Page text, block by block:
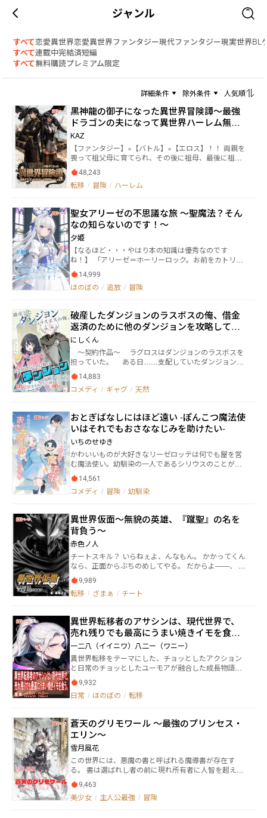
ジャンル
すべて恋愛異世界恋愛異世界ファンタジー現代ファンタジー現実世界BL
すべて連載中完結済短編
すべて無料購読プレミアム限定
詳細条件 除外条件 人気順
黒神龍の御子になった異世界冒険譚～最強
ドラゴンの夫になって異世界ハーレム無双
～
KAZ
【ファンタジー】×【バトル】×【エロス】！！ 両親を
喪って祖父母に育てられ、その後に祖母、最後に祖父
を喪って天涯孤独の身となった高校卒業間近の九頭竜
八雲は買い物に出ようと玄関を出た瞬間、異世界に送
られていた。 突然の出来事に呆気に取られた八雲だが
を大きく変える存在。 異世界で四大神龍と呼ばれる一
人、黒神龍だった。 誰が召喚したのか謎のまま八雲は
黒神龍と契約して黒神龍の御子となった。 そして黒神
龍の御子になった八雲の異世界冒険譚が始まる。 『こ
の物語は、法律・法令に反する行為を容認・推奨する
ものではありません
48,243
転移 / 冒険 / ハーレム
聖女アリーゼの不思議な旅 ～聖魔法？そん
なの知らないのです！～
夕姫
【なるほど・・・やはり本の知識は優秀なのです
ね！】 「アリーゼ＝ホーリーロック。お前をカトリー
ナ教会の聖女の任務から破門にする。話しは以上だ。
荷物をまとめてここから立ち去れこの「異端の魔女」
が！」 カトリーナ教会の聖女として在籍していたアリ
しまう。 それを同じカトリーナ教会の聖女マルセナに
オイゲン大司教に密告されることで、「異端の魔女」
扱いを受け教会から破門にされてしまった。そう聖魔
法が使えない聖女など「いらん」と。 でもアリーゼは
めげなかった。逆にそんな小さな教会の聖女ではな
く、逆に世界を旅して世界の聖女になればいいのだ
と。そして自分を追い出したこと後悔させてやる。聖
魔法？そんなの知らないのです！と。 そんなアリーゼ
は誰よりも「本」で培った知識が豊富だった。自分の
内容を記憶する能力があり、その知識を生かし、時に
は人類の叡知と呼ばれる崇高な知識、熟練冒険者のよ
うなサバイバル知識、子供が知っているような知識、
そして間違った知識など……旅先の人々を助けながら
冒険をしていく。そうこれは世界中の人々を助ける存
在の『聖女』になるための物語。 ※追放物なので多少
『ざまぁ』要素はありますが、W主人公なのでタグは
ありません。 ※基本はアリーゼ様のほのぼの旅がメイ
ンです。 ※追放側のマルセナsideもよろしくです。
14,999
ほのぼの / 追放 / 冒険
破産したダンジョンのラスボスの俺、借金
返済のために他のダンジョンを攻略してい
たら、いつの間にか美少女たちに囲まれて
いた件
にしくん
〜契約作品〜 ラグロスはダンジョンのラスボスを
担っていた。 ある日……支配していたダンジョンが
破産し、巨額の借金を背負わされてしまう。 「ラグロ
スよ、借金を返さねば最弱のスライムにする」 ダン
ジョンの神は、ラグロスにそう伝えて消えていった。
金を返済しよう……と。 早速、ラグロスは黒沢羊
（くろさわ よう）という人間に化けて、ダンジョン攻
略を開始する。 その途中で、人気美少女配信者の一
之瀬美波（いちのせ みなみ）と出会い……？ ※毎週月
曜日、水曜日、土曜日に更新いたします。
14,883
コメディ / ギャグ / 天然
おとぎばなしにはほど遠い -ぽんこつ魔法使
いはそれでもおさななじみを助けたい-
いちのせゆき
かわいいものが大好きなリーゼロッテは何でも屋を営
む魔法使い。幼馴染の一人であるシリウスのことが気
になっているけれど、それは親友にも内緒の秘めた想
い。そんなある日、道端で拾った薄汚れたぬいぐるみ
がシリウスそっくりで、ひとまず落とし主が見つかる
の高さから自分でそれを認められないでいた。そんな
中、大魔法使いのいたずらでぬいぐるみの姿に変えら
れてしまい――。 拾ったぬいぐるみに魔法がかけられてい
ると知ったリーゼロッテは、その正体がシリウスだと
は知らないまま、それを解くための旅に出る。 そんな
二人のどたばたほのぼの？冒険譚です。よろしくお願
いします。月水金更新予定です。
14,561
コメディ / 冒険 / 幼馴染
異世界仮面～無貌の英雄、『蹴聖』の名を
背負う～
赤色ノ人
チートスキル？ いらねぇよ、んなもん。 かかってくん
なら、正面からぶちのめしてやる。 だからよ——、 歯
ぁ、喰いしばれ。 正義の心1割、巻き込まれ体質9割。
ひねくれてるけど最後の最後はキめる！ フィジカルモ
ンスターヒーローの異世界冒険譚！ ――――――
イ）は、廃工場での戦闘をきっかけに異世界へ転移し
てしまう。 どうやら何者かの手によって、引き込まれ
たらしい。 行く先々で不遇な扱いを受けながらも、真
相を突き止めるため、転生スキルを持たない彼は、圧
倒的なフィジカルを武器に戦いに身を投じていく
―――。
9,989
転移 / ざまぁ / チート
異世界転移者のアサシンは、現代世界で、
売れ残りでも最高にうまい焼きイモを食
う。
一二八（イイニワ）八二ー（ワニー）
異世界転移をテーマにした、チョッとしたアクション
と日常のチョッとしたユーモアが融合した成長物語に
ようこそ！ ファンタジー要素と日常のチョッとしたユ
ーモアが絶妙に組み合わさった作品。 主人公は、転移
前の世界では暗殺者として名を馳せたアサシン。 しか
銀髪ロングのポニーテールに切れ長のパープルアイ、
高身長と、まるで2.5次元の世界から飛び出してきたモ
デルのような超美形！ ルノーン界から転移して来た彼
は、ある作品では主人公の１人であることが判明しま
す。 今後、彼は異世界である現代日本の師匠の元で立
派な焼きイモ屋さんになれるのでしょうか？ それとも
新たな試練が待ち受けているのでしょうか？ 彼の成長
物語がどのように展開して行くのか、お楽しみいただ
けましたら幸いです。 さあ、彼と一緒に未知の冒険
9,932
日常 / ほのぼの / 転移
蒼天のグリモワール 〜最強のプリンセス・
エリン〜
雪月風花
この世界には、悪魔の書と呼ばれる魔導書が存在す
る。 書は選ばれし者の前に現れ所有者に人智を超えた
強大な力を与えるが、同時に破滅をもたらすとも言わ
れている。 遥か五百年の昔。 天空の王国・イーシュフ
ァルトにおいて、王兄の息子レオンハルトが王国秘蔵
9,463
美少女 / 主人公最強 / 冒険